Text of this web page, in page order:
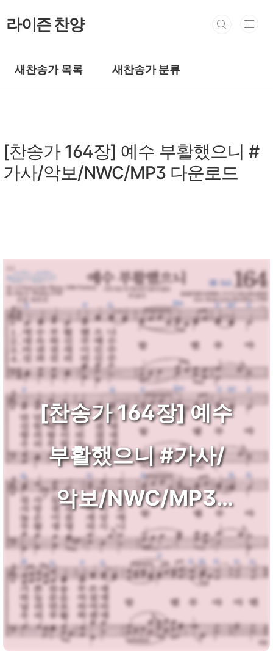
라이즌 찬양
새찬송가 목록 새찬송가 분류
[찬송가 164장] 예수 부활했으니 #
가사/악보/NWC/MP3 다운로드
[찬송가 164장] 예수
부활했으니 #가사/
악보/NWC/MP3
다운로드